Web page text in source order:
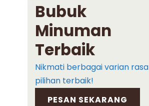
Bubuk
Minuman
Terbaik
Nikmati berbagai varian rasa
pilihan terbaik!
PESAN SEKARANG